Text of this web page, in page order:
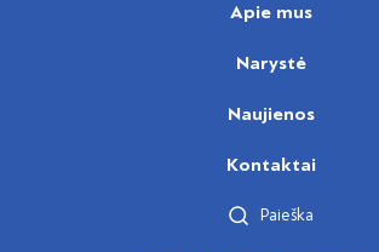
Apie mus
Narystė
Naujienos
Kontaktai
Paieška